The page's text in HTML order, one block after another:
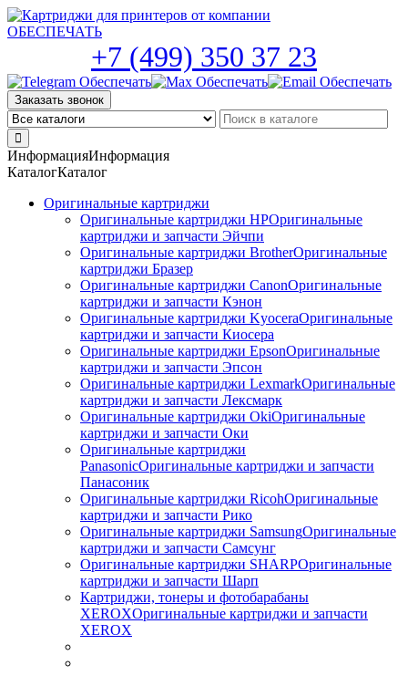
Skip
to
+7 (499) 350 37 23
Заказать звонок
ИнформацияИнформация
КаталогКаталог
Оригинальные картриджи
Оригинальные картриджи HPОригинальные
картриджи и запчасти Эйчпи
Оригинальные картриджи BrotherОригинальные
картриджи Бразер
Оригинальные картриджи CanonОригинальные
картриджи и запчасти Кэнон
Оригинальные картриджи KyoceraОригинальные
картриджи и запчасти Киосера
Оригинальные картриджи EpsonОригинальные
картриджи и запчасти Эпсон
Оригинальные картриджи LexmarkОригинальные
картриджи и запчасти Лексмарк
Оригинальные картриджи ОkiОригинальные
картриджи и запчасти Оки
Оригинальные картриджи
PanasonicОригинальные картриджи и запчасти
Панасоник
Оригинальные картриджи RicohОригинальные
картриджи и запчасти Рико
Оригинальные картриджи SamsungОригинальные
картриджи и запчасти Самсунг
Оригинальные картриджи SHARPОригинальные
картриджи и запчасти Шарп
Картриджи, тонеры и фотобарабаны
XEROXОригинальные картриджи и запчасти
XEROX